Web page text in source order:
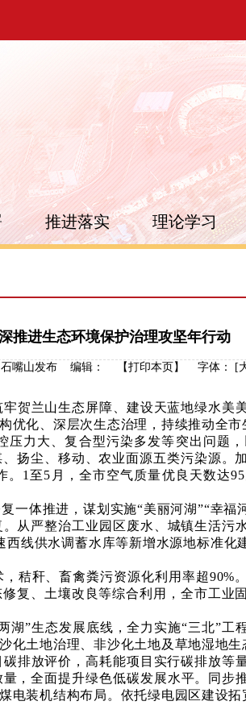
推进落实 理论学习
推进生态环境保护治理攻坚年行动
石嘴山发布 编辑： 【打印本页 】 字体： [
贺兰山生态屏障、建设天蓝地绿水美
化、深层次生态治理，持续推动全市
力大、复合型污染多发等突出问题，
扬尘、移动、农业面源五类污染源。
1至5月，全市空气质量优良天数达
一体推进，谋划实施“美丽河湖”“幸福
从严整治工业园区废水、城镇生活
线供水调蓄水库等新增水源地标准
秸秆、畜禽粪污资源化利用率超90%
复、土壤改良等综合利用，全市工业
湖”生态发展底线，全力实施“三北”工
土地治理、非沙化土地及草地湿地生
排放评价，高耗能项目实行碳排放等
，全面提升绿色低碳发展水平。同步
装机结构布局。依托绿电园区建设拓